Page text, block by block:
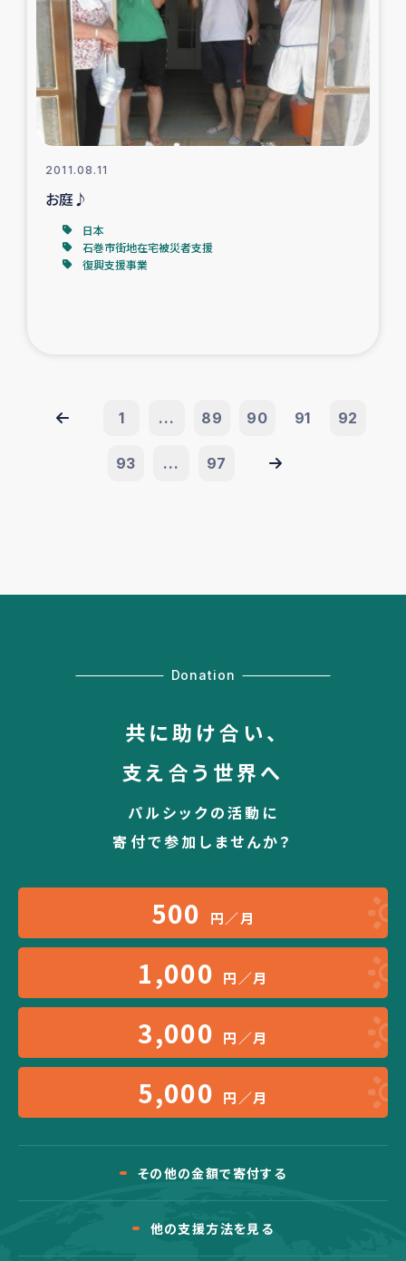
2011.08.11
お庭♪
日本
石巻市街地在宅被災者支援
復興支援事業
1 ... 89 90 91 92
93 ... 97
Donation
共に助け合い、
支え合う世界へ
パルシックの活動に
寄付で参加しませんか？
500 円／月
1,000 円／月
3,000 円／月
5,000 円／月
その他の金額で寄付する
他の支援方法を見る